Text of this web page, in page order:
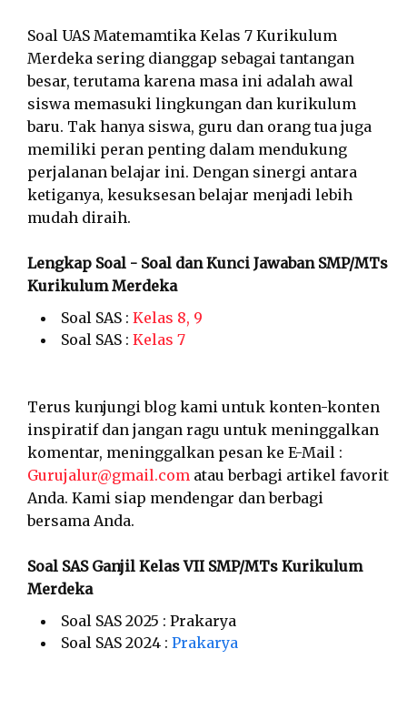
Soal UAS Matemamtika Kelas 7 Kurikulum
Merdeka sering dianggap sebagai tantangan
besar, terutama karena masa ini adalah awal
siswa memasuki lingkungan dan kurikulum
baru. Tak hanya siswa, guru dan orang tua juga
memiliki peran penting dalam mendukung
perjalanan belajar ini. Dengan sinergi antara
ketiganya, kesuksesan belajar menjadi lebih
mudah diraih.
Lengkap Soal - Soal dan Kunci Jawaban SMP/MTs
Kurikulum Merdeka
Soal SAS : Kelas 8, 9
Soal SAS : Kelas 7
Terus kunjungi blog kami untuk konten-konten
inspiratif dan jangan ragu untuk meninggalkan
komentar, meninggalkan pesan ke E-Mail :
Gurujalur@gmail.com atau berbagi artikel favorit
Anda. Kami siap mendengar dan berbagi
bersama Anda.
Soal SAS Ganjil Kelas VII SMP/MTs Kurikulum
Merdeka
Soal SAS 2025 : Prakarya
Soal SAS 2024 : Prakarya